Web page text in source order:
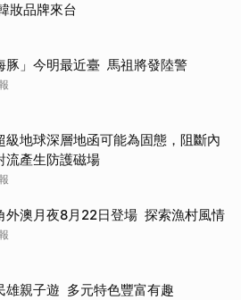
妝品牌來台
豚」今明最近臺 馬祖將發陸警
級地球深層地函可能為固態，阻斷內
流產生防護磁場
外澳月夜8月22日登場 探索漁村風情
雄親子遊 多元特色豐富有趣